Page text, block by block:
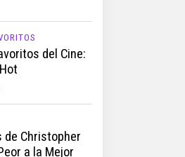
del Cine:
de Christopher
a la Mejor